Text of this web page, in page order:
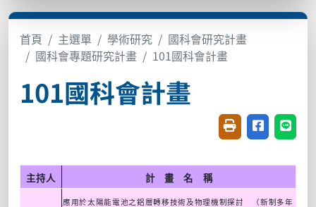
首頁 主選單 學術研究
國科會研究計畫
國科會專題研究計畫
101國科會計畫
101國科會計畫
友善列印(開新視
分享至臉書
分享
主持人 計 畫 名 稱
應用於太陽能電池之鋁層轉移技術及物理機制探討 （新制多年